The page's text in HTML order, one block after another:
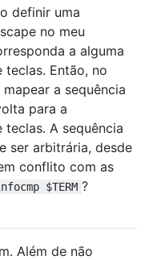
definir uma
no meu
a alguma
teclas. Então, no
a sequência
para a
A sequência
ser arbitrária, desde
conflito com as
$TERM ?
Além de não